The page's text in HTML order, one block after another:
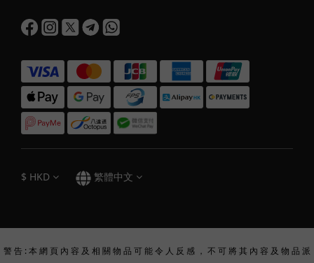
$ HKD 繁體中文
警 告 : 本 網 頁 內 容 及 相 關 物 品 可 能 令 人 反 感 ， 不 可 將 其 內 容 及 物 品 派